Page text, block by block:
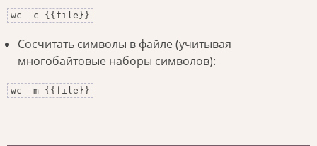
wc -c {{file}}
Сосчитать символы в файле (учитывая
многобайтовые наборы символов):
wc -m {{file}}